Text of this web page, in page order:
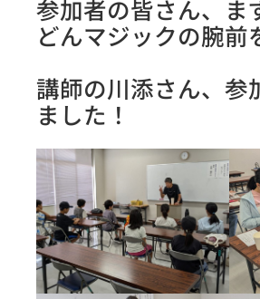
参加者の皆さん、ま
どんマジックの腕
講師の川添さん、参
ました！